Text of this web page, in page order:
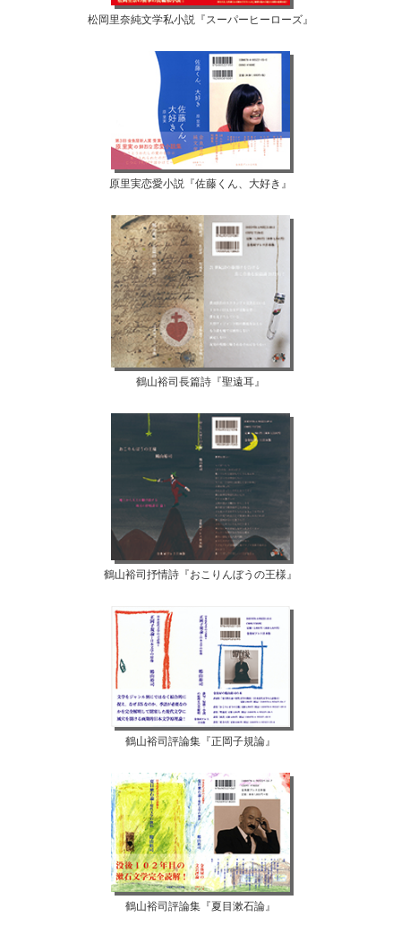
松岡里奈純文学私小説『スーパーヒーローズ』
原里実恋愛小説『佐藤くん、大好き』
鶴山裕司長篇詩『聖遠耳』
鶴山裕司抒情詩『おこりんぼうの王様』
鶴山裕司評論集『正岡子規論』
鶴山裕司評論集『夏目漱石論』